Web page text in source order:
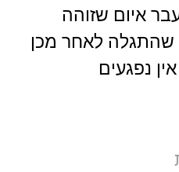
איום שזוהה
שהתגלה לאחר מכן
נפגעים